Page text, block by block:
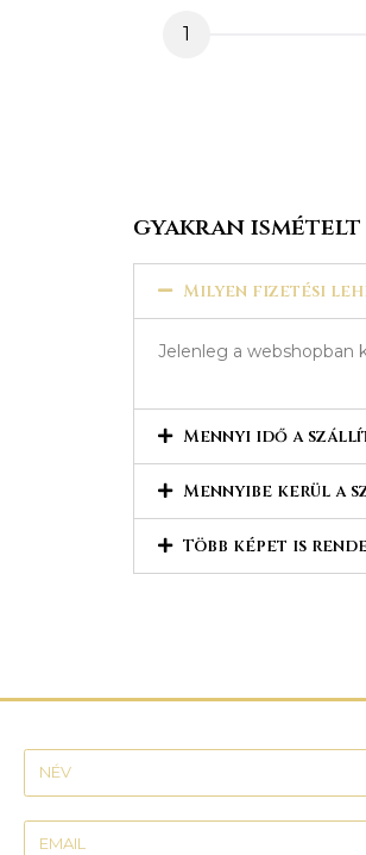
1
gyakran ismételt
Milyen fizetési
Jelenleg a webshopban
Mennyi idő a
Mennyibe kerül a
Több képet is